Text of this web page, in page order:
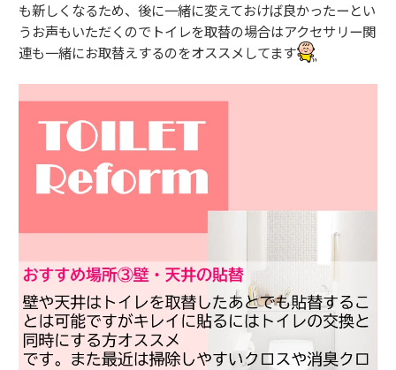
も新しくなるため、後に一緒に変えておけば良かったーとい
うお声もいただくのでトイレを取替の場合はアクセサリー関
連も一緒にお取替えするのをオススメしてます